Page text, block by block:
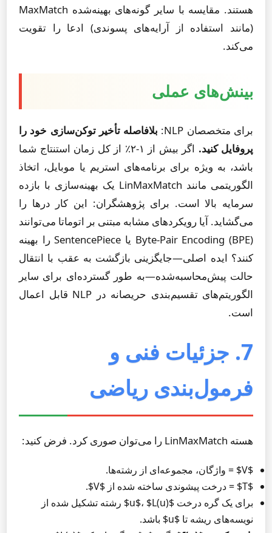
هستند. مقایسه با سایر گونه‌های بهینه‌شده MaxMatch
(مانند استفاده از آرایه‌های پسوندی) ادعا را تقویت
می‌کند.
بینش‌های عملی
برای متخصصان NLP:
بلافاصله تأخیر توکن‌سازی خود را
پروفایل کنید.
اگر بیش از ۱-۲٪ از کل زمان استنتاج شما
باشد، به ویژه برای برنامه‌های استریم یا موبایل، اتخاذ
الگوریتمی مانند LinMaxMatch یک بهینه‌سازی با بازده
سرمایه بالا است. برای پژوهشگران: این کار درها را
می‌گشاید. آیا رویکردهای مشابه مبتنی بر اتوماتا می‌توانند
Byte-Pair Encoding (BPE) یا SentencePiece را بهینه
کنند؟ ایده اصلی—جایگزینی بازگشت به عقب با انتقال
حالت پیش‌محاسبه‌شده—به طور گسترده‌ای برای سایر
الگوریتم‌های تقسیم‌بندی حریصانه در NLP قابل اعمال
است.
7. جزئیات فنی و
فرمول‌بندی ریاضی
هسته LinMaxMatch را می‌توان صوری کرد. فرض کنید:
$V$ = واژگان، مجموعه‌ای از رشته‌ها.
$T$ = درخت پیشوندی ساخته شده از $V$.
برای یک گره درخت $u$، $L(u)$ رشته تشکیل شده از
نویسه‌های ریشه تا $u$ باشد.